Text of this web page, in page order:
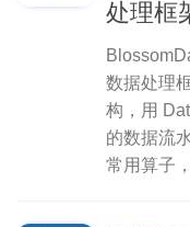
处理框
数据处理
构，用
的数据流
常用算子